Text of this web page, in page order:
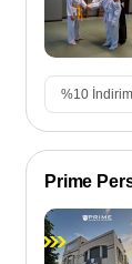
%10 İndirim
Prime